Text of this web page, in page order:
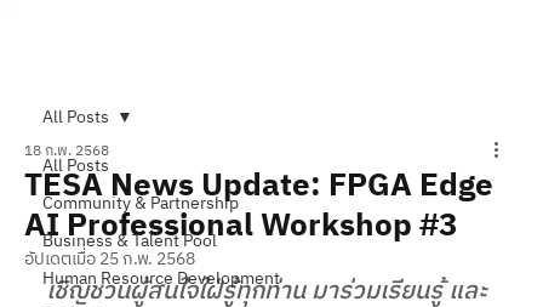
All Posts
Community & Partnership
Business & Talent Pool
Human Resource Development
All Posts
TESA News Update: FPGA Edge
AI Professional Workshop #3
18 ก.พ. 2568
อัปเดตเมื่อ25 ก.พ. 2568
เชิญชวนผู้สนใจใฝ่รู้ทุกท่าน มาร่วมเรียนรู้ และ